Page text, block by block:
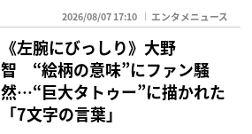
2026/08/07 17:10 エンタメニュース
《左腕にびっしり》大野
智 “絵柄の意味”にファン騒
然…“巨大タトゥー”に描かれた
「7文字の言葉」